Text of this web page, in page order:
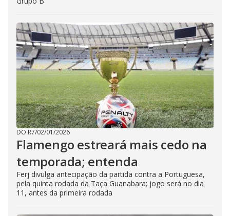
DO R7/02/01/2026
Flamengo estreará mais cedo na
temporada; entenda
Ferj divulga antecipação da partida contra a Portuguesa,
pela quinta rodada da Taça Guanabara; jogo será no dia
11, antes da primeira rodada